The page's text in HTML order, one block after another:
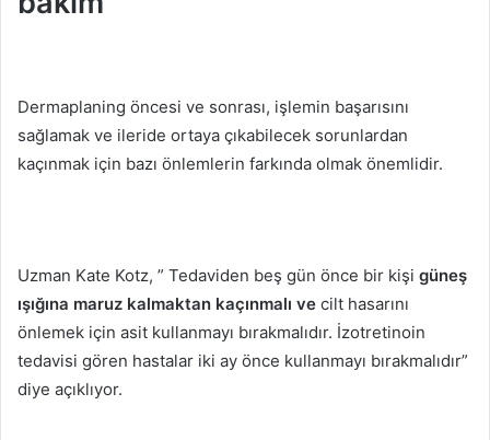
Dermaplaning öncesi ve sonrası, işlemin başarısını
sağlamak ve ileride ortaya çıkabilecek sorunlardan
kaçınmak için bazı önlemlerin farkında olmak önemlidir.
Uzman Kate Kotz, ” Tedaviden beş gün önce bir kişi güneş
ışığına maruz kalmaktan kaçınmalı ve cilt hasarını
önlemek için asit kullanmayı bırakmalıdır. İzotretinoin
tedavisi gören hastalar iki ay önce kullanmayı bırakmalıdır”
diye açıklıyor.